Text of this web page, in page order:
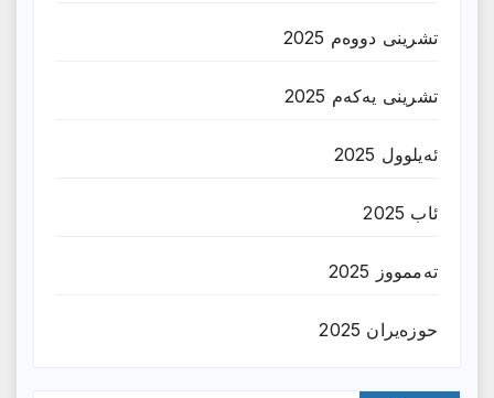
تشرینی دووەم 2025
تشرینی یەکەم 2025
ئەیلوول 2025
ئاب 2025
تەممووز 2025
حوزه‌یران 2025